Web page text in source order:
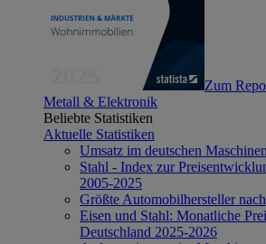
Zum
Metall & Elektronik
Beliebte Statistiken
Aktuelle Statistiken
Umsatz im deutschen
Stahl - Index zur
2005-2025
Größte Automobilhersteller
Eisen und Stahl: Monatliche
Deutschland 2025-2026